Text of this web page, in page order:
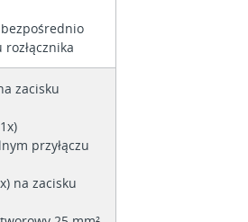
bezpośrednio
zacisku
przyłączu
na zacisku